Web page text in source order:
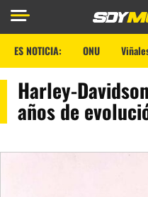
ES NOTICIA: ONU
Harley-
años de